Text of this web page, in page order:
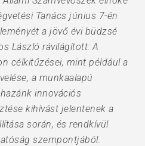
Tanács június 7-én
a jövő évi büdzsé
László rávilágított: A
célkitűzései, mint például a
a munkaalapú
innovációs
kihívást jelentenek a
során, és rendkívül
szempontjából.